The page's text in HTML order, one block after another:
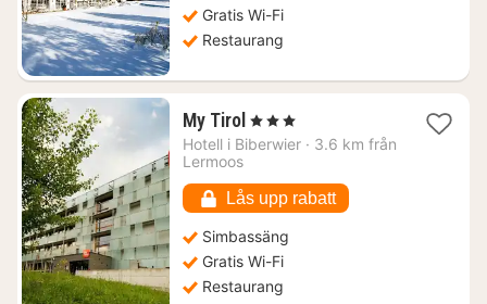
Gratis Wi-Fi
Restaurang
My Tirol 1
natt
kr.
, 3 Stjärnor
Hotell i Biberwier · 3.6 km från
Lermoos
Lås upp rabatt
Simbassäng
Gratis Wi-Fi
Restaurang